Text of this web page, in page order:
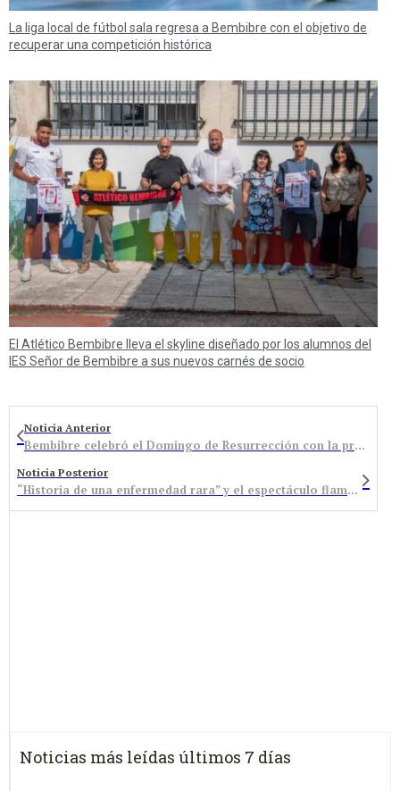
La liga local de fútbol sala regresa a Bembibre con el objetivo de
recuperar una competición histórica
El Atlético Bembibre lleva el skyline diseñado por los alumnos del
IES Señor de Bembibre a sus nuevos carnés de socio
Noticia Anterior
Bembibre celebró el Domingo de Resurrección con la procesión del Encuentro
Noticia Posterior
“Historia de una enfermedad rara” y el espectáculo flamenco “Canasteros” en el Benevivere
Noticias más leídas últimos 7 días